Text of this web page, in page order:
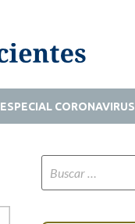
ESPECIAL CORONAVIRUS